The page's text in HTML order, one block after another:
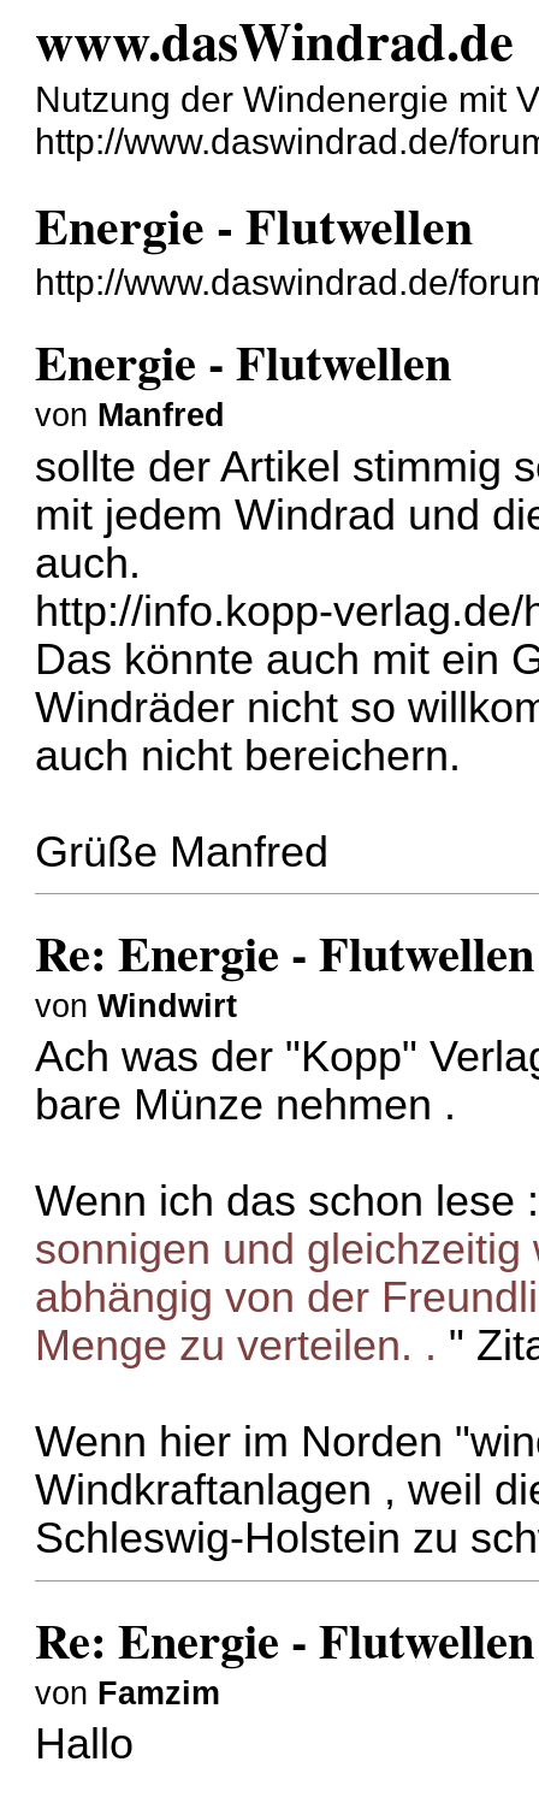
www.dasWindrad.de
Nutzung der Windenergie mit
http://www.daswindrad.de/
Energie - Flutwellen
http://www.daswindrad.de/
Energie - Flutwellen
von Manfred
sollte der Artikel stimmig
mit jedem Windrad und
auch.
http://info.kopp-
Das könnte auch mit ein
Windräder nicht so
auch nicht bereichern.
Grüße Manfred
Re: Energie - Flutwellen
vonWindwirt
Ach was der "Kopp"
bare Münze nehmen .
Wenn ich das schon lese
sonnigen und
abhängig von der
Menge zu verteilen. . "
Wenn hier im Norden
Windkraftanlagen , weil
Schleswig-Holstein zu
Re: Energie - Flutwellen
von Famzim
Hallo